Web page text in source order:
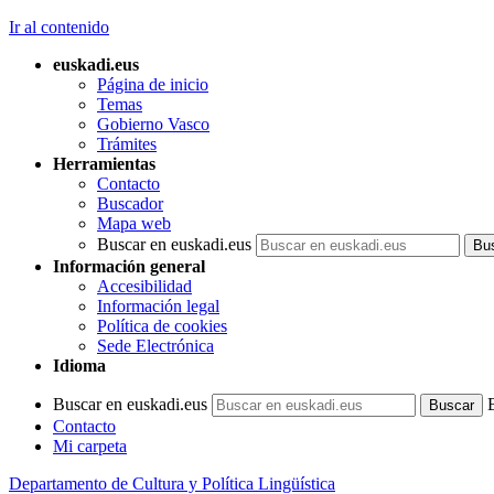
Ir al contenido
euskadi.eus
Página de inicio
Temas
Gobierno Vasco
Trámites
Herramientas
Contacto
Buscador
Mapa web
Buscar en euskadi.eus
Información general
Accesibilidad
Información legal
Política de cookies
Sede Electrónica
Idioma
Buscar en euskadi.eus
Contacto
Mi carpeta
Departamento de Cultura y Política Lingüística